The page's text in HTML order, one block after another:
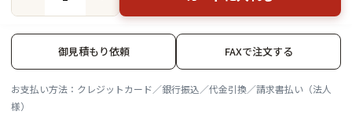
御見積もり依頼 FAXで注文する
お支払い方法：クレジットカード／銀行振込／代金引換／請求書払い（法人
様）